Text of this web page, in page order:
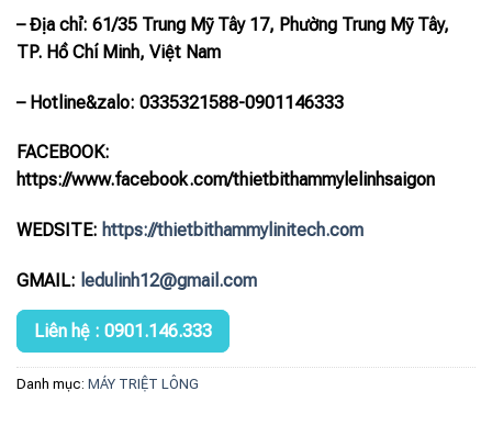
– Địa chỉ: 61/35 Trung Mỹ Tây 17, Phường Trung Mỹ Tây,
TP. Hồ Chí Minh, Việt Nam
– Hotline&zalo: 0335321588-0901146333
FACEBOOK:
https://www.facebook.com/thietbithammylelinhsaigon
WEDSITE: https://thietbithammylinitech.com
GMAIL: ledulinh12@gmail.com
Liên hệ : 0901.146.333
Danh mục: MÁY TRIỆT LÔNG